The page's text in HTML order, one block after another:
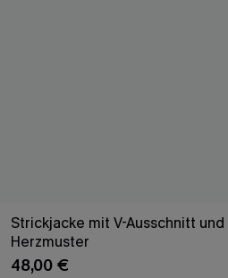
Strickjacke mit V-Ausschnitt und
Herzmuster
48,00 €